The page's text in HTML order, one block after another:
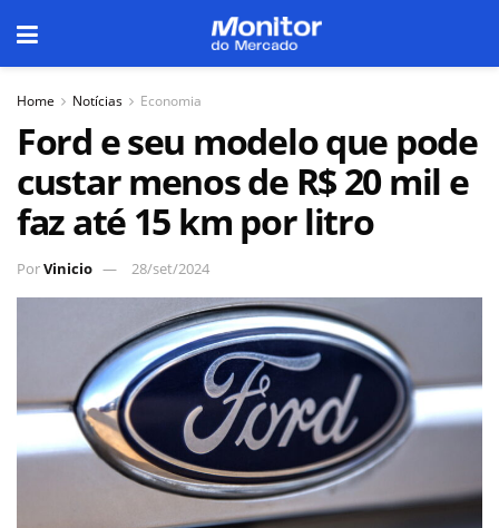
Home Notícias Economia
Ford e seu modelo que pode
custar menos de R$ 20 mil e
faz até 15 km por litro
PorVinicio 28/set/2024